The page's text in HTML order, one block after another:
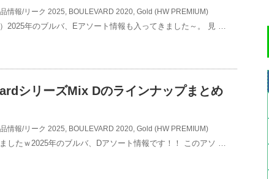
情報/リーク 2025, BOULEVARD 2020, Gold (HW PREMIUM)
2025年のブルバ、Eアソート情報も入ってきました～。 見 …
シリーズMix Dのラインナップまとめ
情報/リーク 2025, BOULEVARD 2020, Gold (HW PREMIUM)
したｗ2025年のブルバ、Dアソート情報です！！ このアソ …